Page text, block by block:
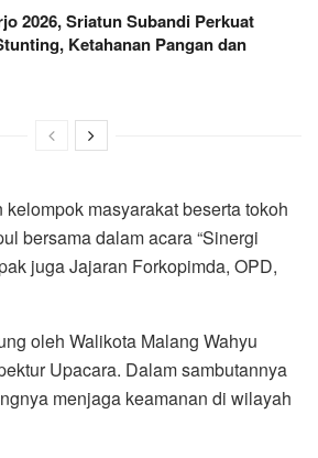
2026, Sriatun Subandi Perkuat
Ketahanan Pangan dan
masyarakat beserta tokoh
bersama dalam acara “Sinergi
juga Jajaran Forkopimda, OPD,
oleh Walikota Malang Wahyu
Upacara. Dalam sambutannya
menjaga keamanan di wilayah